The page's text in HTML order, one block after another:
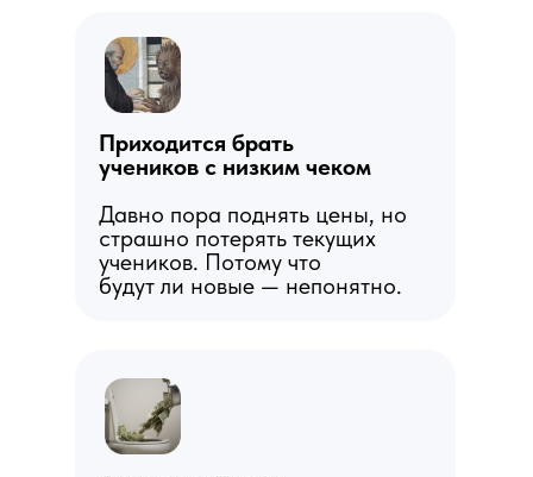
Приходится брать
учеников с низким чеком
Давно пора поднять цены, но
страшно потерять текущих
учеников. Потому что
будут ли новые — непонятно.